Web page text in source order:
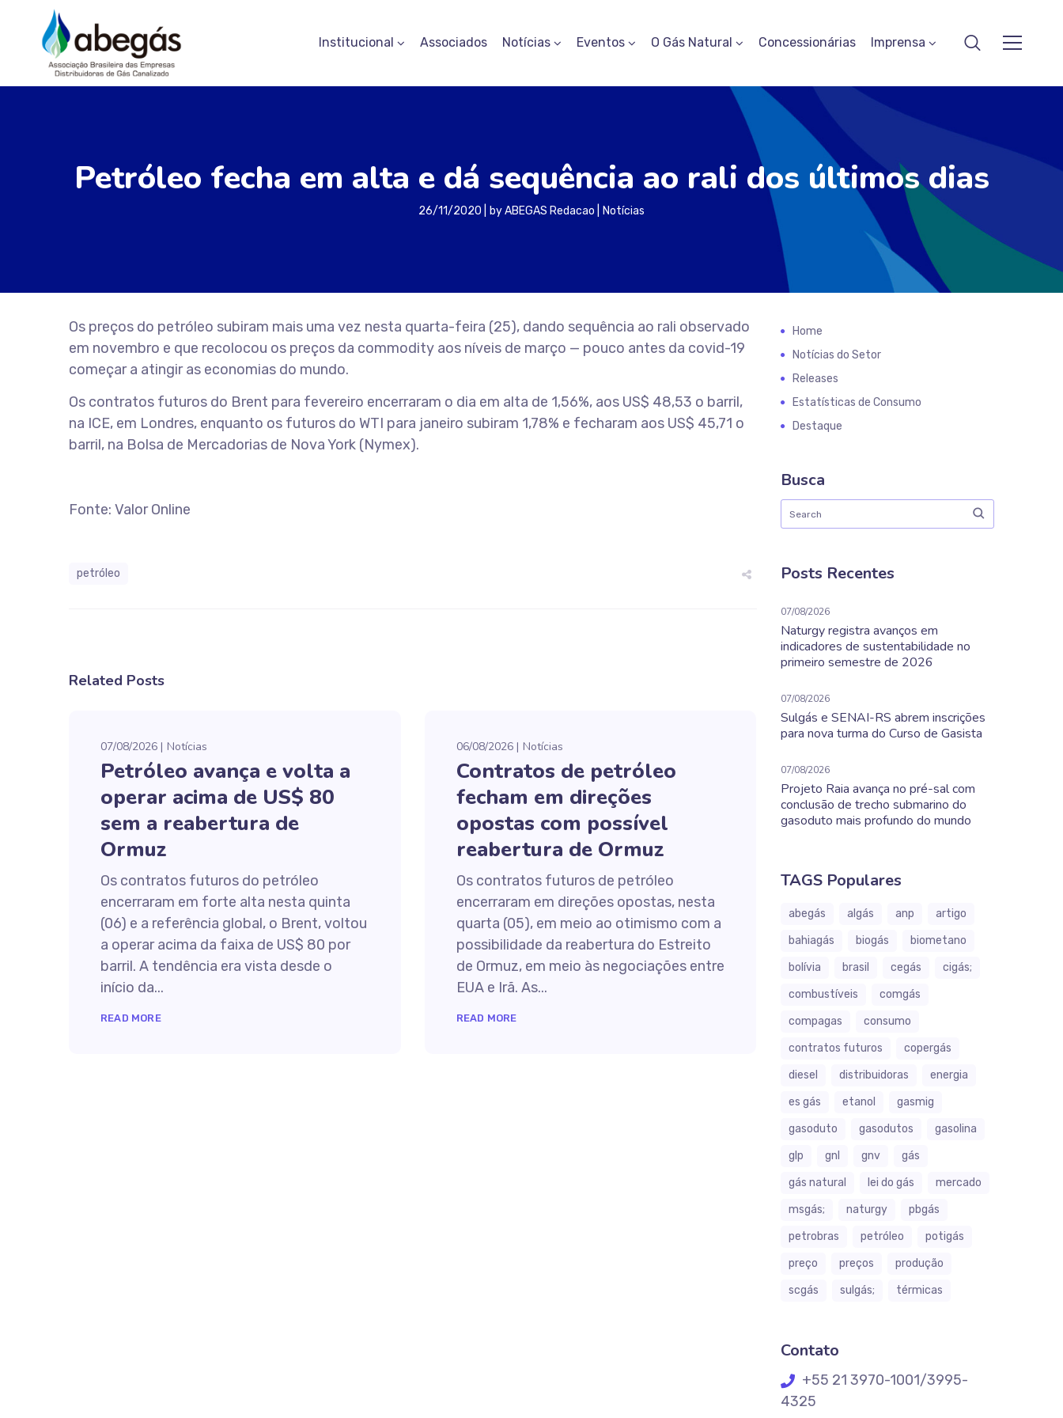
Institucional Associados Notícias Eventos O Gás Natural Concessionárias Imprensa
Petróleo fecha em alta e dá sequência ao rali dos últimos dias
26/11/2020 byABEGAS Redacao Notícias
Os preços do petróleo subiram mais uma vez nesta quarta-feira (25), dando sequência ao rali observado
em novembro e que recolocou os preços da commodity aos níveis de março — pouco antes da covid-19
começar a atingir as economias do mundo.
Os contratos futuros do Brent para fevereiro encerraram o dia em alta de 1,56%, aos US$ 48,53 o barril,
na ICE, em Londres, enquanto os futuros do WTI para janeiro subiram 1,78% e fecharam aos US$ 45,71 o
barril, na Bolsa de Mercadorias de Nova York (Nymex).
Fonte: Valor Online
petróleo
Related Posts
07/08/2026 Notícias
Petróleo avança e volta a
operar acima de US$ 80
sem a reabertura de
Ormuz
Os contratos futuros do petróleo
encerraram em forte alta nesta quinta
(06) e a referência global, o Brent, voltou
a operar acima da faixa de US$ 80 por
barril. A tendência era vista desde o
início da...
READ MORE
06/08/2026 Notícias
Contratos de petróleo
fecham em direções
opostas com possível
reabertura de Ormuz
Os contratos futuros de petróleo
encerraram em direções opostas, nesta
quarta (05), em meio ao otimismo com a
possibilidade da reabertura do Estreito
de Ormuz, em meio às negociações entre
EUA e Irã. As...
READ MORE
Home
Notícias do Setor
Releases
Estatísticas de Consumo
Destaque
Busca
Posts Recentes
07/08/2026
Naturgy registra avanços em
indicadores de sustentabilidade no
primeiro semestre de 2026
07/08/2026
Sulgás e SENAI-RS abrem inscrições
para nova turma do Curso de Gasista
07/08/2026
Projeto Raia avança no pré-sal com
conclusão de trecho submarino do
gasoduto mais profundo do mundo
TAGS Populares
abegás algás anp
artigo
bahiagás
biogás
biometano
bolívia
brasil cegás
cigás;
combustíveis
comgás
compagas
consumo
contratos futuros
copergás
diesel
distribuidoras
energia
es gás
etanol
gasmig
gasoduto
gasodutos
gasolina
glp
gnl gnv
gás
gás natural
lei do gás
mercado
msgás;
naturgy
pbgás
petrobras
petróleo
potigás
preço
preços
produção
scgás
sulgás; térmicas
Contato
+55 21 3970-1001/3995-
4325